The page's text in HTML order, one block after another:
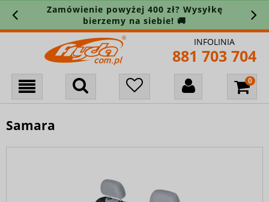
Zamówienie powyżej 400 zł? Wysyłkę
bierzemy na siebie! 🚚
INFOLINIA
881 703 704
Samara